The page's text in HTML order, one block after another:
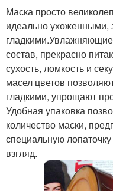
Маска просто
идеально ухоженными,
состав, прекрасно
сухость, ломкость и
масел цветов
гладкими, упрощают
Удобная упаковка
количество маски,
специальную
взгляд.